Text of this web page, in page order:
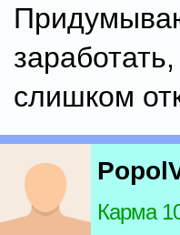
слишком
Карма